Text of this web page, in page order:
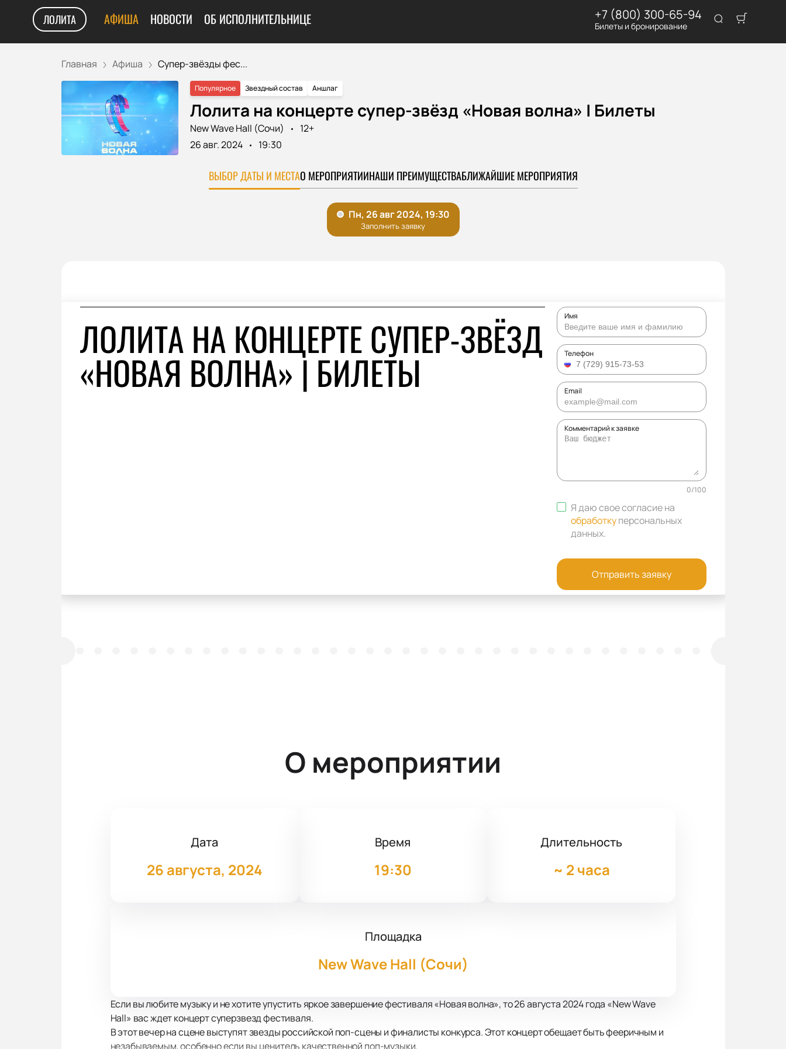
ЛОЛИТА АФИША НОВОСТИ ОБ ИСПОЛНИТЕЛЬНИЦЕ +7 (800) 300-65-94
Билеты и бронирование
Главная Афиша Супер-звёзды фес...
Популярное Звездный состав Аншлаг
Лолита на концерте супер-звёзд «Новая волна» | Билеты
New Wave Hall (Сочи)
12+
26 авг. 2024
19:30
ВЫБОР ДАТЫ И МЕСТАО МЕРОПРИЯТИИНАШИ ПРЕИМУЩЕСТВАБЛИЖАЙШИЕ МЕРОПРИЯТИЯ
ЛОЛИТА НА КОНЦЕРТЕ СУПЕР-ЗВЁЗД
«НОВАЯ ВОЛНА» | БИЛЕТЫ
Имя
Телефон
Email
Комментарий к заявке
0/100
Я даю свое согласие на
обработкуперсональных
данных.
Отправить заявку
О мероприятии
Дата
26 августа, 2024
Время
19:30
Длительность
~ 2 часа
Площадка
New Wave Hall (Сочи)
Если вы любите музыку и не хотите упустить яркое завершение фестиваля «Новая волна», то 26 августа 2024 года «New Wave
Hall» вас ждет концерт суперзвезд фестиваля.
В этот вечер на сцене выступят звезды российской поп-сцены и финалисты конкурса. Этот концерт обещает быть фееричным и
незабываемым, особенно если вы ценитель качественной поп-музыки.